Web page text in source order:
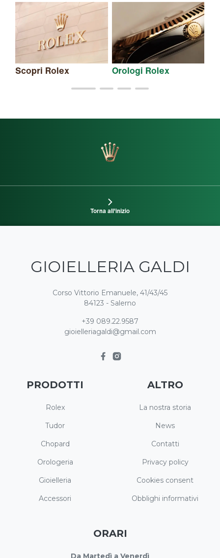
Scopri Rolex Orologi Rolex
Torna all'inizio
GIOIELLERIA GALDI
Corso Vittorio Emanuele, 41/43/45
84123 - Salerno
+39 089.22.9587
gioielleriagaldi@gmail.com
PRODOTTI
Rolex
Tudor
Chopard
Orologeria
Gioielleria
Accessori
ALTRO
La nostra storia
News
Contatti
Privacy policy
Cookies consent
Obblighi informativi
ORARI
Da Martedì a Venerdì